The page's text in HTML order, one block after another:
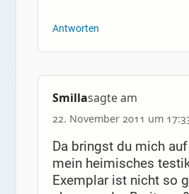
Antworten
Smillasagte am
22. November 2011 um
Da bringst du mich
mein heimisches
Exemplar ist nicht so